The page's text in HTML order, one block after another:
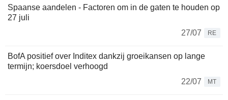
Spaanse aandelen - Factoren om in de gaten te houden op
27 juli
27/07
RE
BofA positief over Inditex dankzij groeikansen op lange
termijn; koersdoel verhoogd
22/07
MT